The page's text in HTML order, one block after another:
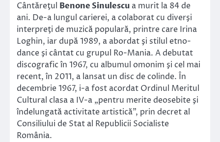
Cântăreţul Benone Sinulescu a murit la 84 de
ani. De-a lungul carierei, a colaborat cu diverşi
interpreţi de muzică populară, printre care Irina
Loghin, iar după 1989, a abordat şi stilul etno-
dance şi cântat cu grupul Ro-Mania. A debutat
discografic în 1967, cu albumul omonim şi cel mai
recent, în 2011, a lansat un disc de colinde. În
decembrie 1967, i-a fost acordat Ordinul Meritul
Cultural clasa a IV-a „pentru merite deosebite şi
îndelungată activitate artistică”, prin decret al
Consiliului de Stat al Republicii Socialiste
România.